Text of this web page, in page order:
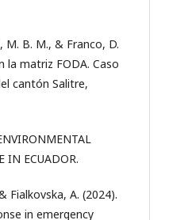
M. B. M., & Franco, D.
la matriz FODA. Caso
cantón Salitre,
IN ECUADOR.
Fialkovska, A. (2024).
in emergency